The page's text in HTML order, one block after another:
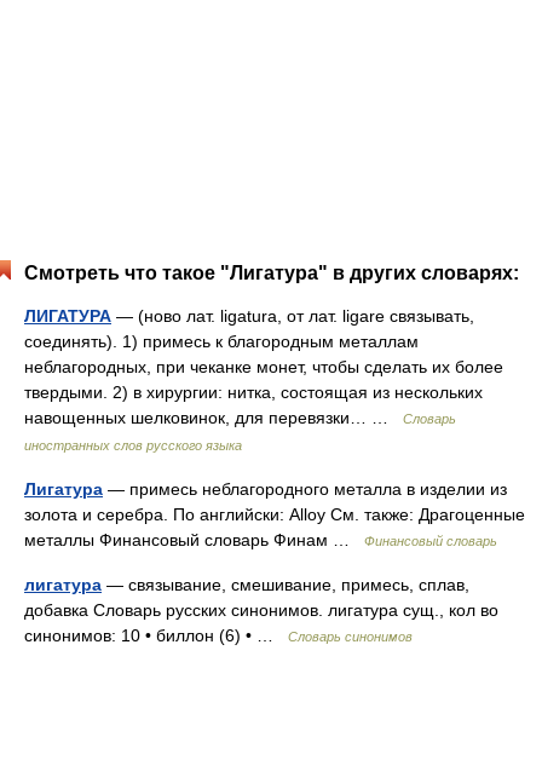
Смотреть что такое "Лигатура" в других словарях:
ЛИГАТУРА — (ново лат. ligatura, от лат. ligare связывать,
соединять). 1) примесь к благородным металлам
неблагородных, при чеканке монет, чтобы сделать их более
твердыми. 2) в хирургии: нитка, состоящая из нескольких
навощенных шелковинок, для перевязки… …
Словарь
иностранных слов русского языка
Лигатура — примесь неблагородного металла в изделии из
золота и серебра. По английски: Alloy См. также: Драгоценные
металлы Финансовый словарь Финам …
Финансовый словарь
лигатура — связывание, смешивание, примесь, сплав,
добавка Словарь русских синонимов. лигатура сущ., кол во
синонимов: 10 • биллон (6) • …
Словарь синонимов